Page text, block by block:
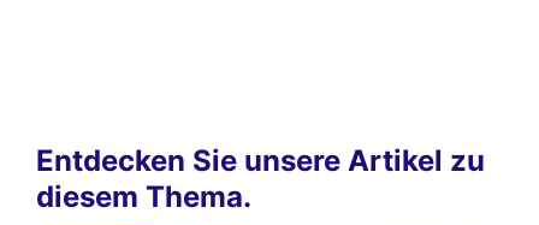
Entdecken Sie unsere Artikel zu
diesem Thema.